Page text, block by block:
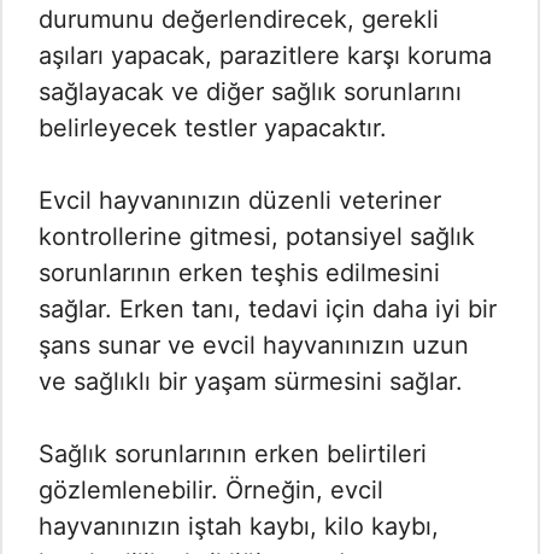
durumunu değerlendirecek, gerekli
aşıları yapacak, parazitlere karşı koruma
sağlayacak ve diğer sağlık sorunlarını
belirleyecek testler yapacaktır.
Evcil hayvanınızın düzenli veteriner
kontrollerine gitmesi, potansiyel sağlık
sorunlarının erken teşhis edilmesini
sağlar. Erken tanı, tedavi için daha iyi bir
şans sunar ve evcil hayvanınızın uzun
ve sağlıklı bir yaşam sürmesini sağlar.
Sağlık sorunlarının erken belirtileri
gözlemlenebilir. Örneğin, evcil
hayvanınızın iştah kaybı, kilo kaybı,